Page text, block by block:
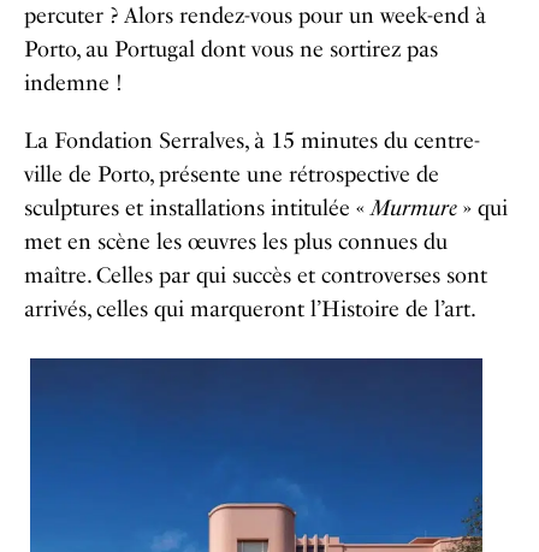
percuter ? Alors rendez-vous pour un week-end à
Porto, au Portugal dont vous ne sortirez pas
indemne !
La Fondation Serralves, à 15 minutes du centre-
ville de Porto, présente une rétrospective de
sculptures et installations intitulée «Murmure » qui
met en scène les œuvres les plus connues du
maître. Celles par qui succès et controverses sont
arrivés, celles qui marqueront l’Histoire de l’art.